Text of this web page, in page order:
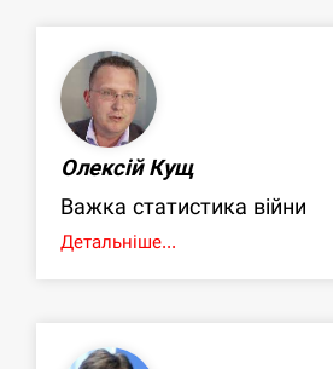
Олексій Кущ
Важка статистика війни
Детальніше...